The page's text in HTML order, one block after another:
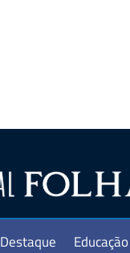
Destaque Educação